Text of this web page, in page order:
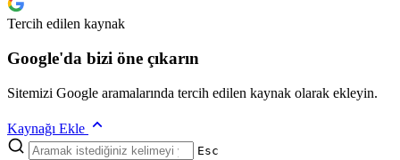
Tercih edilen kaynak
Google'da bizi öne çıkarın
Sitemizi Google aramalarında tercih edilen kaynak olarak ekleyin.
Kaynağı Ekle
Esc